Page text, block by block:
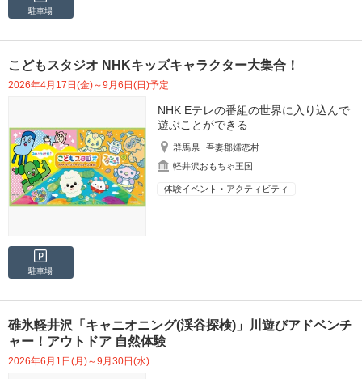
駐車場
こどもスタジオ NHKキッズキャラクター大集合！
2026年4月17日(金)～9月6日(日)予定
NHK Eテレの番組の世界に入り込んで
遊ぶことができる
群馬県
吾妻郡嬬恋村
軽井沢おもちゃ王国
体験イベント・アクティビティ
駐車場
碓氷軽井沢「キャニオニング(渓谷探検)」川遊びアドベンチ
ャー！アウトドア 自然体験
2026年6月1日(月)～9月30日(水)